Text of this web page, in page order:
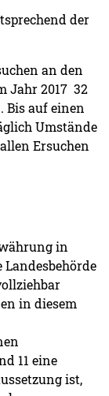
der
an den
Jahr 2017 32
Bis auf einen
Umstände
Ersuchen
in
in diesem
11 eine
ist,